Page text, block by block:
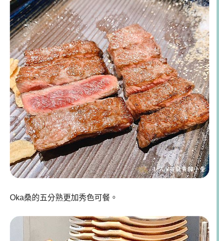
Oka桑的五分熟更加秀色可餐。